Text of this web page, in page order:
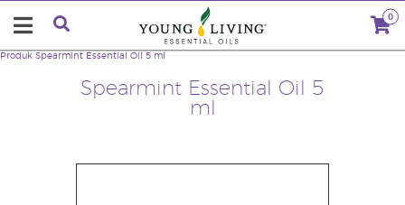
0
Spearmint Essential Oil 5
ml
Produk Spearmint Essential Oil 5 ml